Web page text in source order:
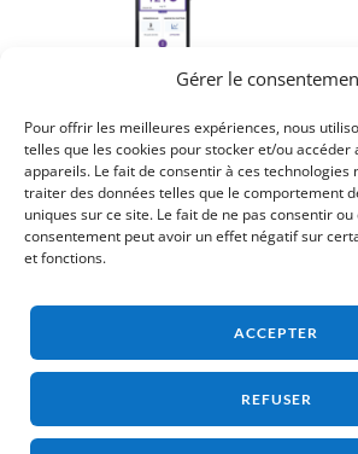
Gérer le
Pour offrir les meilleures expériences, nous
telles que les cookies pour stocker et/ou accéder
appareils. Le fait de consentir à ces technologies
traiter des données telles que le comportement
uniques sur ce site. Le fait de ne pas consentir
consentement peut avoir un effet négatif sur
et fonctions.
ACCEPTER
REFUSER
Kit de démarrage
205,00€
RETOUR AUX
Diabète
Perfusion & nutrition
Nos